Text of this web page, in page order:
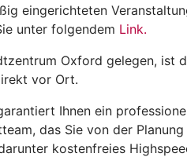
eingerichteten
unter folgendem Link.
Oxford gelegen, ist
vor Ort.
Ihnen ein
das Sie von der
kostenfreies